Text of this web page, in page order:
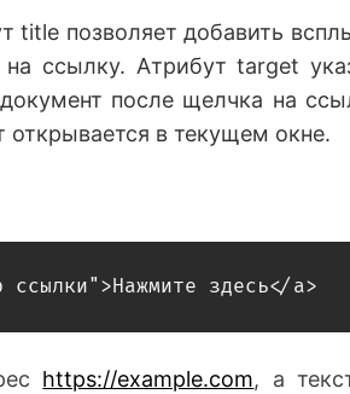
title позволяет добавить
на ссылку. Атрибут target
после щелчка на
открывается в текущем окне.
здесь</a>
https://example.com, а